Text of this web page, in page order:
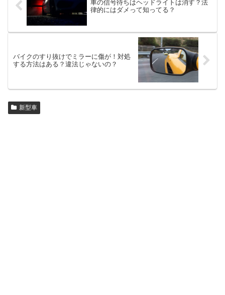
車の信号待ちはヘッドライトは消す？法
律的にはダメって知ってる？
バイクのすり抜けでミラーに傷が！対処
する方法はある？違法じゃないの？
新型車